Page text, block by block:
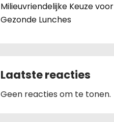
Milieuvriendelijke Keuze voor
Gezonde Lunches
Laatste reacties
Geen reacties om te tonen.